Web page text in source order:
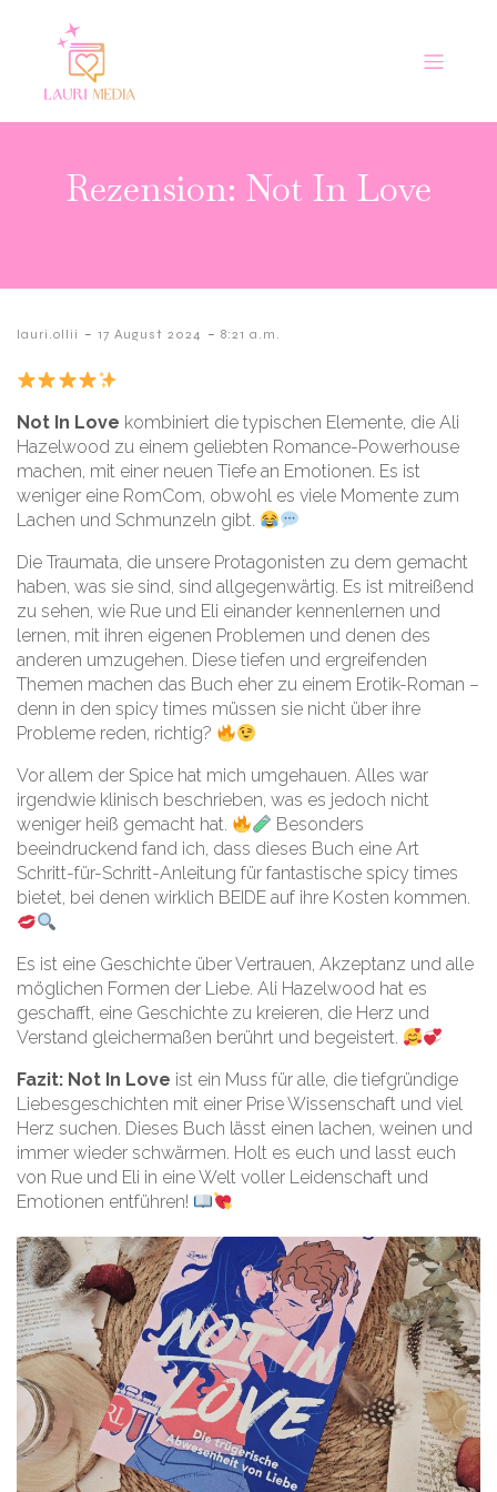
Rezension: Not In Love
lauri.ollii - 17 August 2024 - 8:21 a.m.
Not In Love kombiniert die typischen Elemente, die Ali
Hazelwood zu einem geliebten Romance-Powerhouse
machen, mit einer neuen Tiefe an Emotionen. Es ist
weniger eine RomCom, obwohl es viele Momente zum
Lachen und Schmunzeln gibt.
Die Traumata, die unsere Protagonisten zu dem gemacht
haben, was sie sind, sind allgegenwärtig. Es ist mitreißend
zu sehen, wie Rue und Eli einander kennenlernen und
lernen, mit ihren eigenen Problemen und denen des
anderen umzugehen. Diese tiefen und ergreifenden
Themen machen das Buch eher zu einem Erotik-Roman –
denn in den spicy times müssen sie nicht über ihre
Probleme reden, richtig?
Vor allem der Spice hat mich umgehauen. Alles war
irgendwie klinisch beschrieben, was es jedoch nicht
weniger heiß gemacht hat.
Besonders
beeindruckend fand ich, dass dieses Buch eine Art
Schritt-für-Schritt-Anleitung für fantastische spicy times
bietet, bei denen wirklich BEIDE auf ihre Kosten kommen.
Es ist eine Geschichte über Vertrauen, Akzeptanz und alle
möglichen Formen der Liebe. Ali Hazelwood hat es
geschafft, eine Geschichte zu kreieren, die Herz und
Verstand gleichermaßen berührt und begeistert.
Fazit: Not In Love ist ein Muss für alle, die tiefgründige
Liebesgeschichten mit einer Prise Wissenschaft und viel
Herz suchen. Dieses Buch lässt einen lachen, weinen und
immer wieder schwärmen. Holt es euch und lasst euch
von Rue und Eli in eine Welt voller Leidenschaft und
Emotionen entführen!